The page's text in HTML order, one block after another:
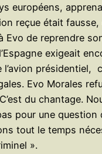
européens,
reçue était
Evo de reprendre
exigeait
l’avion présidentiel,
Evo Morales
du chantage.
pour une question
tout le temps
».